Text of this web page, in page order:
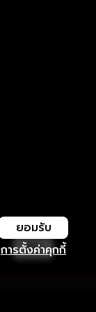
การตั้งค่าคุกกี้
ยอมรับ
เปิด